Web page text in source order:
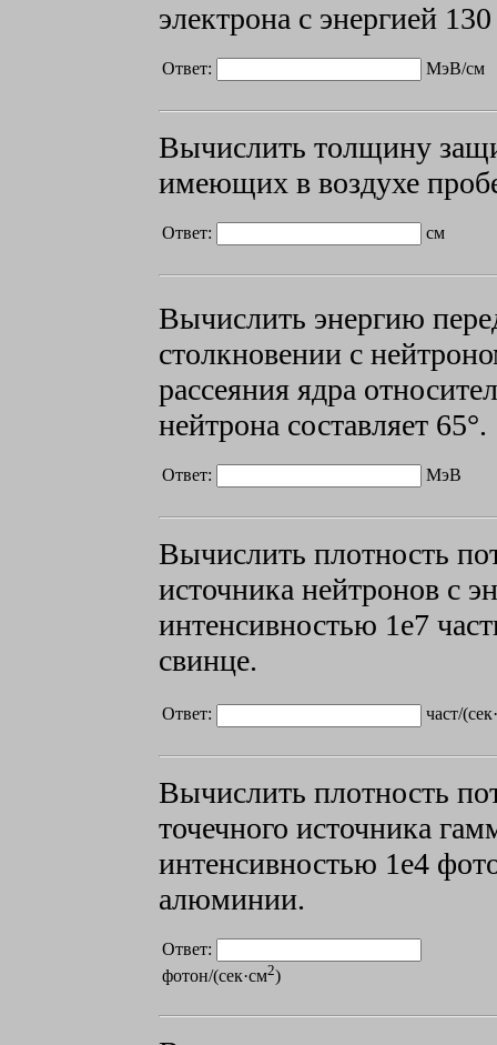
электрона с энергией
Ответ: МэВ/см
Вычислить толщину
имеющих в воздухе
Ответ: см
Вычислить энергию
столкновении с
рассеяния ядра
нейтрона составляет 65°.
Ответ: МэВ
Вычислить плотность
источника нейтронов с
интенсивностью 1е7
свинце.
Ответ: част/
Вычислить плотность
точечного источника
интенсивностью 1е4
алюминии.
Ответ:
фотон/(сек·см2)